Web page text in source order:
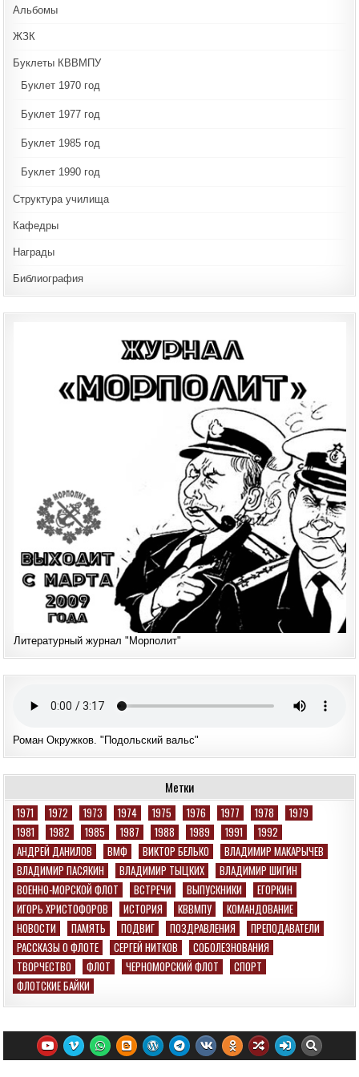
Альбомы
ЖЗК
Буклеты КВВМПУ
Буклет 1970 год
Буклет 1977 год
Буклет 1985 год
Буклет 1990 год
Структура училища
Кафедры
Награды
Библиография
Литературный журнал "Морполит"
Роман Окружков. "Подольский вальс"
Метки
1971 1972 1973 1974 1975 1976 1977 1978
1979
1981
1982 1985 1987 1988 1989 1991
1992
АНДРЕЙ ДАНИЛОВ
ВМФ ВИКТОР БЕЛЬКО
ВЛАДИМИР МАКАРЫЧЕВ
ВЛАДИМИР ПАСЯКИН
ВЛАДИМИР ТЫЦКИХ
ВЛАДИМИР ШИГИН
ВОЕННО-МОРСКОЙ ФЛОТ
ВСТРЕЧИ ВЫПУСКНИКИ
ЕГОРКИН
ИГОРЬ ХРИСТОФОРОВ
ИСТОРИЯ КВВМПУ
КОМАНДОВАНИЕ
НОВОСТИ
ПАМЯТЬ ПОДВИГ ПОЗДРАВЛЕНИЯ
ПРЕПОДАВАТЕЛИ
РАССКАЗЫ О ФЛОТЕ
СЕРГЕЙ НИТКОВ
СОБОЛЕЗНОВАНИЯ
ТВОРЧЕСТВО
ФЛОТ ЧЕРНОМОРСКИЙ ФЛОТ
СПОРТ
ФЛОТСКИЕ БАЙКИ